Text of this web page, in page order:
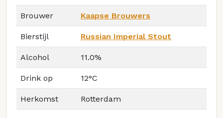
Brouwer Kaapse Brouwers
Bierstijl Russian Imperial Stout
Alcohol 11.0%
Drink op 12°C
Herkomst Rotterdam